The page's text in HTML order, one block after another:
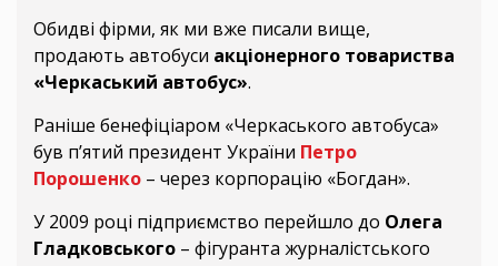
Обидві фірми, як ми вже писали вище,
продають автобуси акціонерного товариства
«Черкаський автобус».
Раніше бенефіціаром «Черкаського автобуса»
був п’ятий президент України Петро
Порошенко – через корпорацію «Богдан».
У 2009 році підприємство перейшло до Олега
Гладковського – фігуранта журналістського